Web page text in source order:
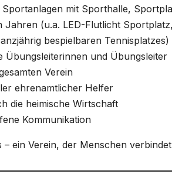
mit Sporthalle,
Jahren (u.a. LED-Flutlicht
bespielbaren Tennisplatzes)
Übungsleiterinnen und Übungsleiter
Verein
ehrenamtlicher Helfer
die heimische Wirtschaft
Kommunikation
– ein Verein, der Menschen